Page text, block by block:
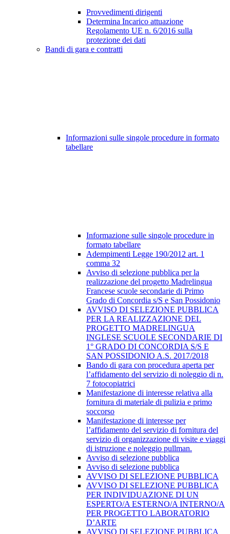
Provvedimenti dirigenti
Determina Incarico attuazione
Regolamento UE n. 6/2016 sulla
protezione dei dati
Bandi di gara e contratti
Informazioni sulle singole procedure in formato
tabellare
Informazione sulle singole procedure in
formato tabellare
Adempimenti Legge 190/2012 art. 1
comma 32
Avviso di selezione pubblica per la
realizzazione del progetto Madrelingua
Francese scuole secondarie di Primo
Grado di Concordia s/S e San Possidonio
AVVISO DI SELEZIONE PUBBLICA
PER LA REALIZZAZIONE DEL
PROGETTO MADRELINGUA
INGLESE SCUOLE SECONDARIE DI
1° GRADO DI CONCORDIA S/S E
SAN POSSIDONIO A.S. 2017/2018
Bando di gara con procedura aperta per
l’affidamento del servizio di noleggio di n.
7 fotocopiatrici
Manifestazione di interesse relativa alla
fornitura di materiale di pulizia e primo
soccorso
Manifestazione di interesse per
l’affidamento del servizio di fornitura del
servizio di organizzazione di visite e viaggi
di istruzione e noleggio pullman.
Avviso di selezione pubblica
Avviso di selezione pubblica
AVVISO DI SELEZIONE PUBBLICA
AVVISO DI SELEZIONE PUBBLICA
PER INDIVIDUAZIONE DI UN
ESPERTO/A ESTERNO/A INTERNO/A
PER PROGETTO LABORATORIO
D’ARTE
AVVISO DI SELEZIONE PUBBLICA